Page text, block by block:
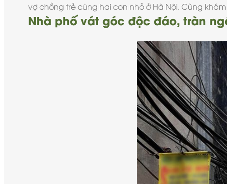
vợ chồng trẻ cùng hai con nhỏ ở Hà Nội. Cùng
Nhà phố vát góc độc đáo, tràn